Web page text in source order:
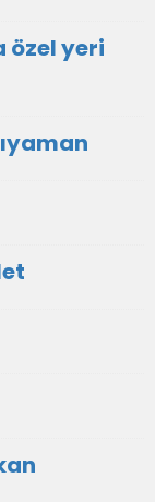
özel yeri